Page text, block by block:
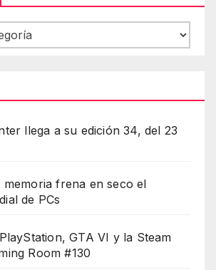
llega a su edición 34, del 23
memoria frena en seco el
de PCs
GTA VI y la Steam
Room #130